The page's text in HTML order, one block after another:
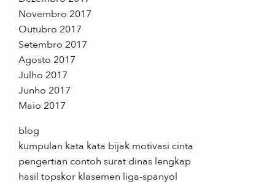
Novembro 2017
Outubro 2017
Setembro 2017
Agosto 2017
Julho 2017
Junho 2017
Maio 2017
blog
kumpulan kata kata bijak motivasi cinta
pengertian contoh surat dinas lengkap
hasil topskor klasemen liga-spanyol